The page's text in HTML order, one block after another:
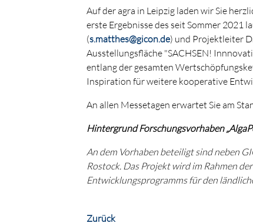
Auf der agra in Leipzig laden wir Sie
erste Ergebnisse des seit Sommer 2021
(s.matthes@gicon.de) und Projektleiter
Ausstellungsfläche "SACHSEN!
entlang der gesamten
Inspiration für weitere kooperative
An allen Messetagen erwartet Sie am
Hintergrund Forschungsvorhaben
An dem Vorhaben beteiligt sind neben
Rostock. Das Projekt wird im Rahmen
Entwicklungsprogramms für den
Zurück